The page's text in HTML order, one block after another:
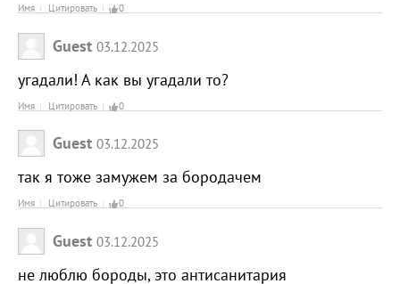
Имя Цитировать 0
Guest 03.12.2025
угадали! А как вы угадали то?
Имя Цитировать 0
Guest 03.12.2025
так я тоже замужем за бородачем
Имя Цитировать 0
Guest 03.12.2025
не люблю бороды, это антисанитария